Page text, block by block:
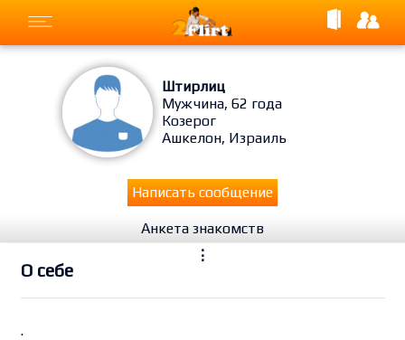
Штирлиц
Мужчина, 62 года
Козерог
Ашкелон, Израиль
Написать сообщение
Анкета знакомств
⋮
O себе
.